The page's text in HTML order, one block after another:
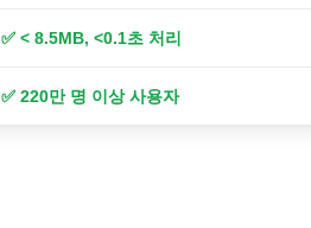
✅ < 8.5MB, <0.1초 처리
✅ 220만 명 이상 사용자